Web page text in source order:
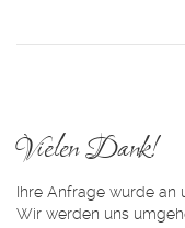
Vielen Dank!
Ihre Anfrage wurde an
Wir werden uns